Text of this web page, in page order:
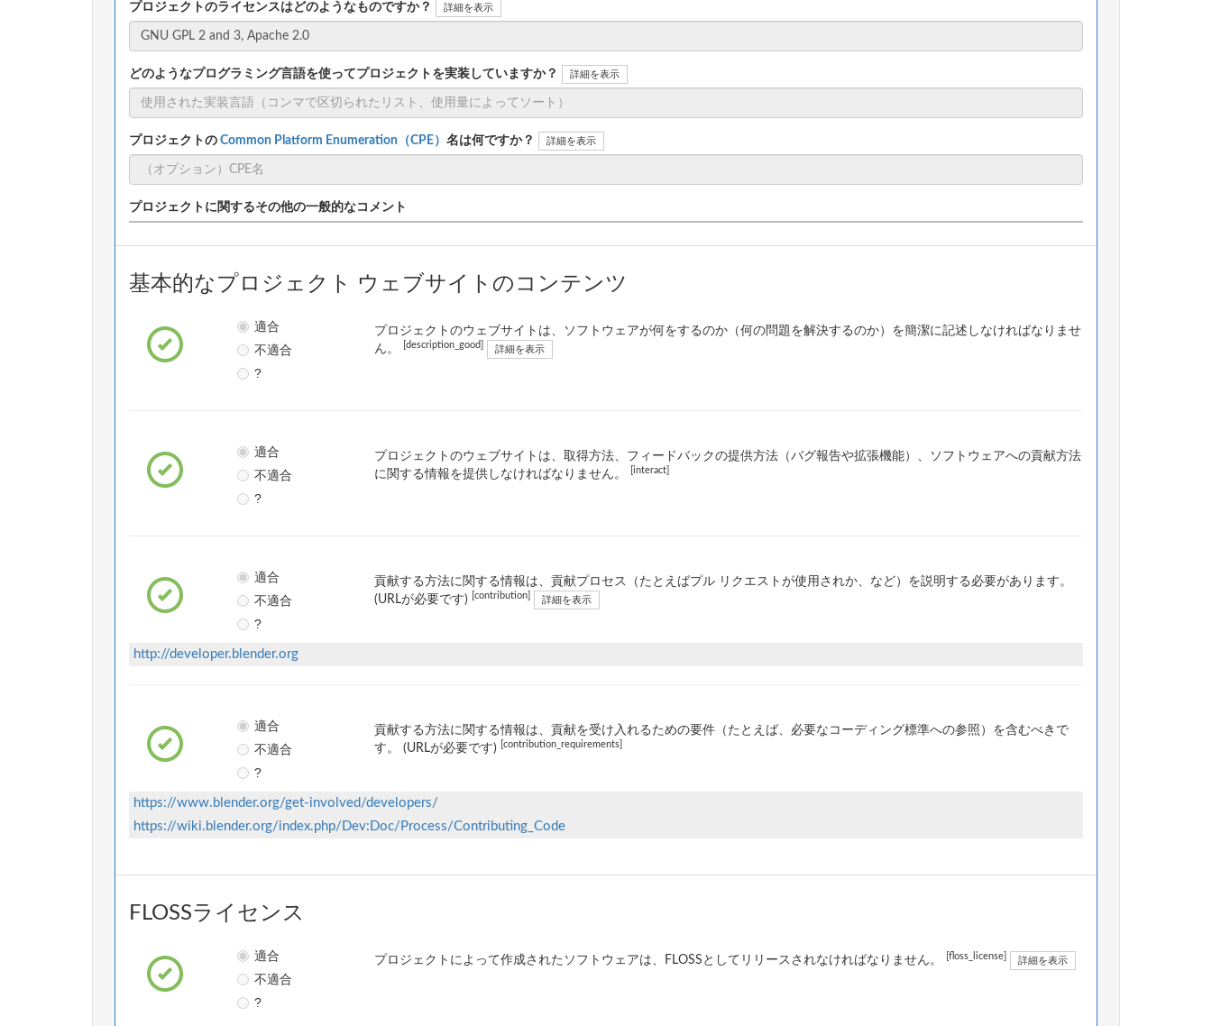
プロジェクトのライセンスはどのようなものですか？ 詳細を表示
どのようなプログラミング言語を使ってプロジェクトを実装していますか？ 詳細を表示
プロジェクトの Common Platform Enumeration（CPE） 名は何ですか？ 詳細を表示
プロジェクトに関するその他の一般的なコメント
基本的なプロジェクト ウェブサイトのコンテンツ
適合
不適合
?
プロジェクトのウェブサイトは、ソフトウェアが何をするのか（何の問題を解決するのか）を簡潔に記述しなければなりませ
ん。
[description_good] 詳細を表示
適合
不適合
?
プロジェクトのウェブサイトは、取得方法、フィードバックの提供方法（バグ報告や拡張機能）、ソフトウェアへの貢献方法
に関する情報を提供しなければなりません。
[interact]
適合
不適合
?
貢献する方法に関する情報は、貢献プロセス（たとえばプル リクエストが使用されか、など）を説明する必要があります。
(URLが必要です)
[contribution] 詳細を表示
http://developer.blender.org
適合
不適合
?
貢献する方法に関する情報は、貢献を受け入れるための要件（たとえば、必要なコーディング標準への参照）を含むべきで
す。 (URLが必要です)
[contribution_requirements]
https://www.blender.org/get-involved/developers/
https://wiki.blender.org/index.php/Dev:Doc/Process/Contributing_Code
FLOSSライセンス
適合
不適合
?
プロジェクトによって作成されたソフトウェアは、FLOSSとしてリリースされなければなりません。 [floss_license] 詳細を表示